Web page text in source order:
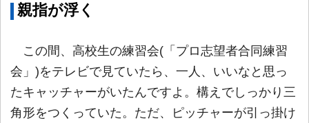
親指が浮く
この間、高校生の練習会(「プロ志望者合同練習
会」)をテレビで見ていたら、一人、いいなと思っ
たキャッチャーがいたんですよ。構えでしっかり三
角形をつくっていた。ただ、ピッチャーが引っ掛け